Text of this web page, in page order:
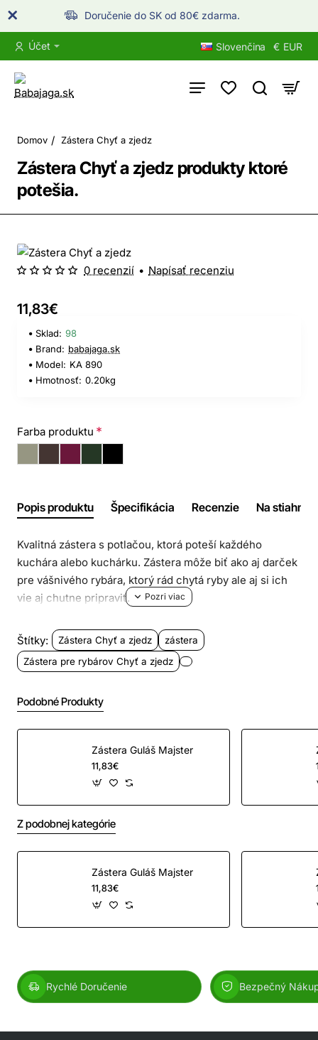
Doručenie do SK od 80€ zdarma.
Účet Slovenčina € EUR
Zástera Chyť a zjedz produkty ktoré
potešia.
Domov homeZástera Chyť a zjedz
0 recenzií • Napísať recenziu
11,83€
Sklad: 98
Brand: babajaga.sk
Model: KA 890
Hmotnosť: 0.20kg
Farba produktu
Popis produktu Špecifikácia Recenzie Na
Kvalitná zástera s potlačou, ktorá poteší každého
kuchára alebo kuchárku. Zástera môže biť ako aj darček
pre vášnivého rybára, ktorý rád chytá ryby ale aj si ich
vie aj chutne pripraviť.
Polyester 65%, bavlna 35%. Doporučené pranie do 60°
Výška 90cm, šírka 76cm
Štítky: Zástera Chyť a zjedz
zástera
Zástera pre rybárov Chyť a zjedz
Podobné Produkty
Zástera Guláš Majster
11,83€
Z podobnej kategórie
Zástera Guláš Majster
11,83€
Rychlé Doručenie Bezpečný